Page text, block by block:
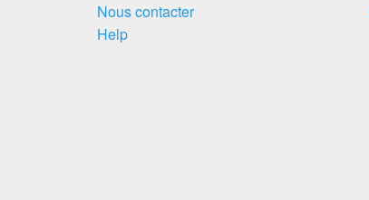
Nous contacter
Help